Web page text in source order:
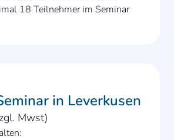
18 Teilnehmer im Seminar
in Leverkusen
Mwst)